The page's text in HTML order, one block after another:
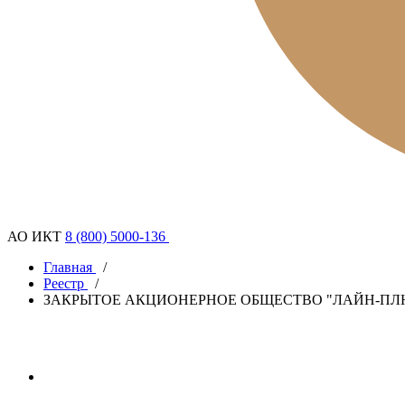
АО ИКТ 8 (800) 5000-136
Главная
/
Реестр
/
ЗАКРЫТОЕ АКЦИОНЕРНОЕ ОБЩЕСТВО "ЛАЙН-